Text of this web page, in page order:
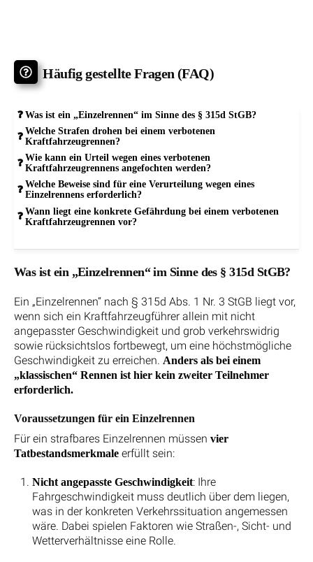
Häufig gestellte Fragen (FAQ)
Was ist ein „Einzelrennen“ im Sinne des § 315d StGB?
Welche Strafen drohen bei einem verbotenen
Kraftfahrzeugrennen?
Wie kann ein Urteil wegen eines verbotenen
Kraftfahrzeugrennens angefochten werden?
Welche Beweise sind für eine Verurteilung wegen eines
Einzelrennens erforderlich?
Wann liegt eine konkrete Gefährdung bei einem verbotenen
Kraftfahrzeugrennen vor?
Was ist ein „Einzelrennen“ im Sinne des § 315d StGB?
Ein „Einzelrennen“ nach § 315d Abs. 1 Nr. 3 StGB liegt vor,
wenn sich ein Kraftfahrzeugführer allein mit nicht
angepasster Geschwindigkeit und grob verkehrswidrig
sowie rücksichtslos fortbewegt, um eine höchstmögliche
Geschwindigkeit zu erreichen. Anders als bei einem
„klassischen“ Rennen ist hier kein zweiter Teilnehmer
erforderlich.
Voraussetzungen für ein Einzelrennen
Für ein strafbares Einzelrennen müssen vier
Tatbestandsmerkmale erfüllt sein:
Nicht angepasste Geschwindigkeit: Ihre
Fahrgeschwindigkeit muss deutlich über dem liegen,
was in der konkreten Verkehrssituation angemessen
wäre. Dabei spielen Faktoren wie Straßen-, Sicht- und
Wetterverhältnisse eine Rolle.